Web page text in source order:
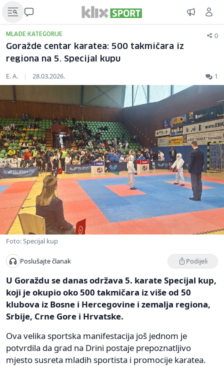
MLAĐE KATEGORIJE 0
Goražde centar karatea: 500 takmičara iz
regiona na 5. Specijal kupu
E. A. | 28.03.2026. 1
Foto: Specijal kup
Poslušajte članak Podijeli
U Goraždu se danas održava 5. karate Specijal kup,
koji je okupio oko 500 takmičara iz više od 50
klubova iz Bosne i Hercegovine i zemalja regiona,
Srbije, Crne Gore i Hrvatske.
Ova velika sportska manifestacija još jednom je
potvrdila da grad na Drini postaje prepoznatljivo
mjesto susreta mladih sportista i promocije karatea.